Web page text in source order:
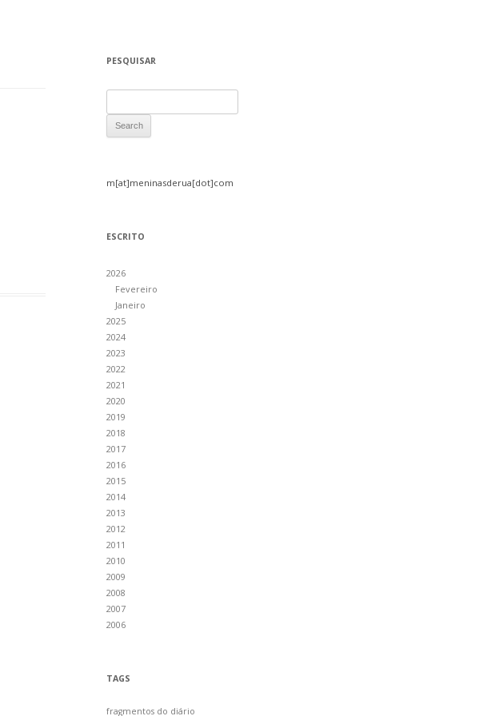
PESQUISAR
m[at]meninasderua[dot]com
ESCRITO
2026
Fevereiro
Janeiro
2025
2024
2023
2022
2021
2020
2019
2018
2017
2016
2015
2014
2013
2012
2011
2010
2009
2008
2007
2006
TAGS
fragmentos do diário